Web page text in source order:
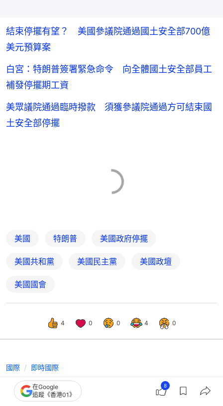
結束停擺有望？ 美國參議院通過國土安全部700億
美元預算案
白宮：特朗普簽署緊急命令 向全體國土安全部員工
補發停擺期工資
美眾議院通過臨時撥款 須獲參議院通過方可結束國
土安全部停擺
美國 特朗普 美國政府停擺
美國共和黨 美國民主黨 美國政壇
美國國會
4 0 0 4 0
國際 即時國際
美國土安全部持續停擺 乘客不滿機場
秩序 TSA人員遇襲率激增5倍
在Google
追蹤《香港01》
8